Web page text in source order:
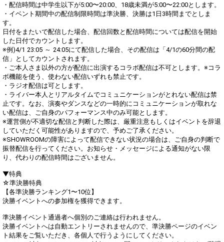
・配信時間は中学生以下が5:00〜20:00、18歳未満が5:00〜22:00とします。
・イベント期間中の配信制限時間は準決勝、決勝は1日3時間までとしま
す。
日付をまたいで配信した場合、配信回数と配信時間については配信を開始
した日付でカウントします。
※例)4/1 23:05 ～ 24:05にて配信した場合、その配信は「4/1の60分間の配
信」としてカウントされます。
・ご本人さま以外の方が配信に出演するコラボ配信は不可とします。※コラ
ボ機能を使う、使わない配信いずれも禁止です。
・ラジオ配信は可とします。
・ライバー本人とリアルタイムでコミュニケーションがとれない配信は禁
止です。なお、演奏やダンスなどの一時的にコミュニケーションが取れな
い配信は、ご自身のパフォーマンス中のみ可能とします。
※運営側が不適切な配信と判断した際は、厳重注意もしくはイベントを辞退
していただく可能性がありますので、予めご了承ください。
※SHOWROOMの障害によって配信できない状況の場合は、ご自身の判断で
振替配信を行ってください。お知らせ・メッセージによる通知がない限
り、代わりの配信時間はございません。
▼特典
☆準決勝特典
【各準決勝ランキング1〜10位】
決勝イベントへの参加権を獲得できます。
準決勝イベント通過者へ個別のご連絡は行われません。
決勝イベントへは自動エントリーされませんので、準決勝ページのイベン
ト結果をご覧いただき、各個人で行うようにしてください。